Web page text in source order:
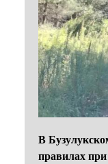
В
правилах